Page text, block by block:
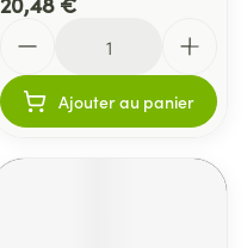
Ajouter au panier